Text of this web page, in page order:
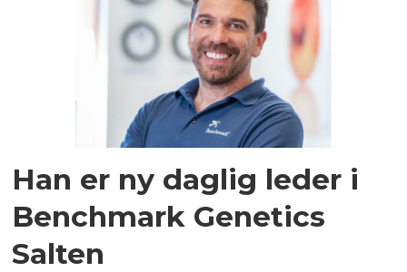
Han er ny daglig leder i
Benchmark Genetics
Salten